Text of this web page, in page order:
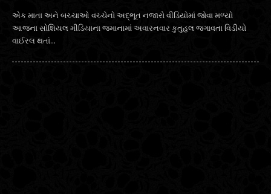
એક માતા અને બચ્ચાઓ વચ્ચેનો અદ્ભૂત નજારો વીડિયોમાં જોવા મળ્યો
આજના સોશિયલ મીડિયાના જમાનામાં અવારનવાર કુતુહલ જગાવતા વિડીયો
વાઈરલ થતાં...